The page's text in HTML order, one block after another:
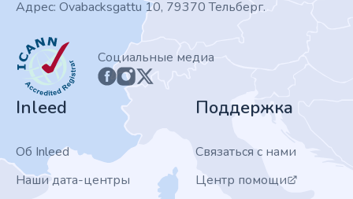
Адрес: Ovabacksgattu 10, 79370 Тельберг.
ICANN
Социальные медиа
Inleed
Об Inleed
Наши дата-центры
Поддержка
Связаться с нами
Центр помощи